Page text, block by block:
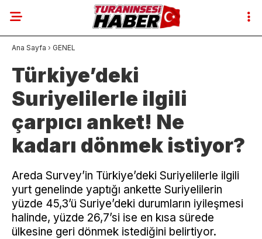
Ana Sayfa › GENEL
Türkiye’deki
Suriyelilerle ilgili
çarpıcı anket! Ne
kadarı dönmek istiyor?
Areda Survey’in Türkiye’deki Suriyelilerle ilgili
yurt genelinde yaptığı ankette Suriyelilerin
yüzde 45,3’ü Suriye’deki durumların iyileşmesi
halinde, yüzde 26,7’si ise en kısa sürede
ülkesine geri dönmek istediğini belirtiyor.